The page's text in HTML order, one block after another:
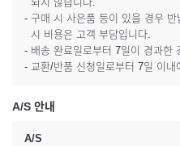
- 구매 시 사은품 등이 있을 경우
시 비용은 고객 부담입니다.
- 배송 완료일로부터 7일이 경과한
- 교환/반품 신청일로부터 7일 이
A/S 안내
A/S